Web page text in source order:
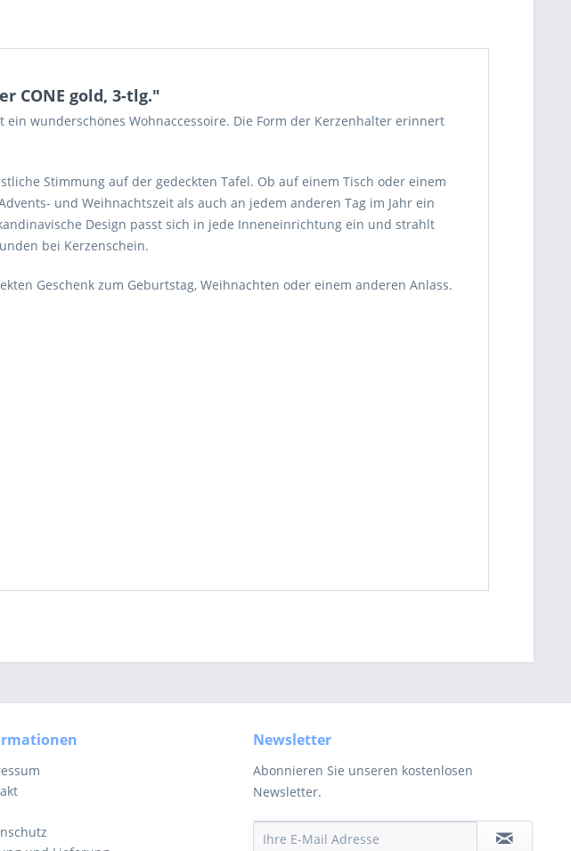
CONE gold, 3-tlg."
ein wunderschönes Wohnaccessoire. Die Form der Kerzenhalter erinnert
Stimmung auf der gedeckten Tafel. Ob auf einem Tisch oder einem
und Weihnachtszeit als auch an jedem anderen Tag im Jahr ein
Design passt sich in jede Inneneinrichtung ein und strahlt
bei Kerzenschein.
Geschenk zum Geburtstag, Weihnachten oder einem anderen Anlass.
Newsletter
Abonnieren Sie unseren kostenlosen
Newsletter.